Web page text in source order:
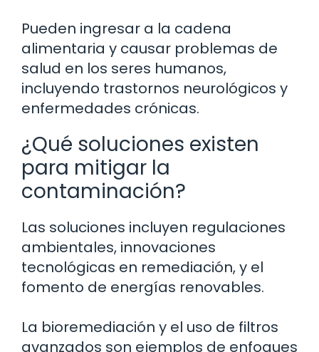
Pueden ingresar a la cadena
alimentaria y causar problemas de
salud en los seres humanos,
incluyendo trastornos neurológicos y
enfermedades crónicas.
¿Qué soluciones existen
para mitigar la
contaminación?
Las soluciones incluyen regulaciones
ambientales, innovaciones
tecnológicas en remediación, y el
fomento de energías renovables.
La bioremediación y el uso de filtros
avanzados son ejemplos de enfoques